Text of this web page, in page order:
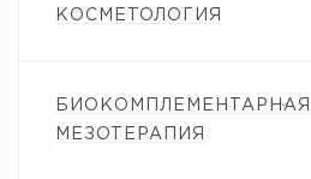
КОСМЕТОЛОГИЯ
БИОКОМПЛЕМЕНТАРНАЯ
МЕЗОТЕРАПИЯ